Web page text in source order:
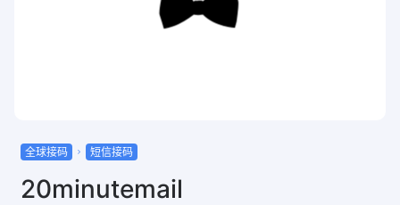
全球接码 短信接码
20minutemail